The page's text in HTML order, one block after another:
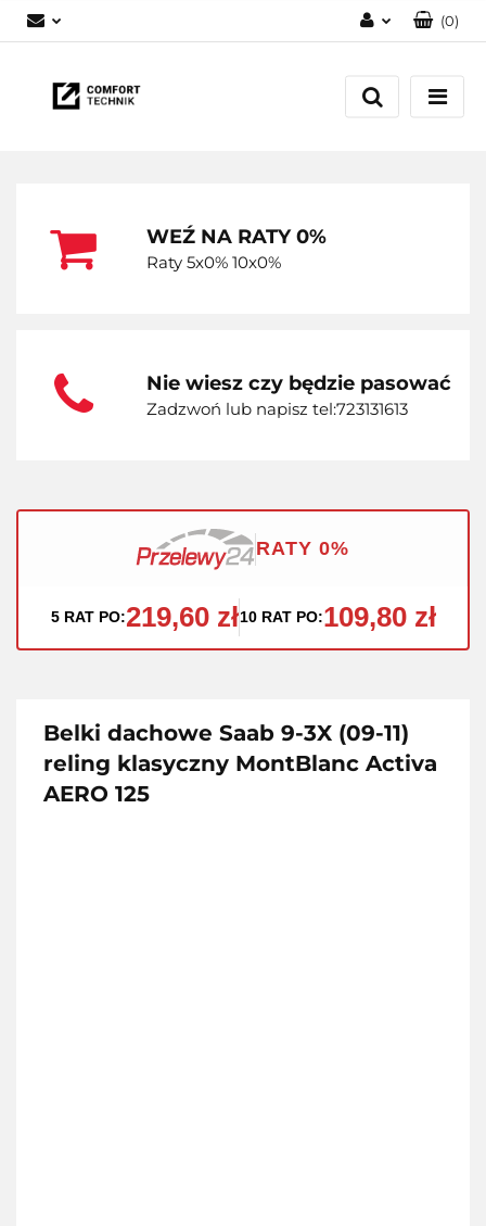
Zaloguj się
Zarejestruj się
(0)
WEŹ NA RATY 0%
Raty 5x0% 10x0%
Nie wiesz czy będzie pasować
Zadzwoń lub napisz tel:723131613
RATY 0%
5 RAT PO:219,60 zł10 RAT PO:109,80 zł
Belki dachowe Saab 9-3X (09-11)
reling klasyczny MontBlanc Activa
AERO 125